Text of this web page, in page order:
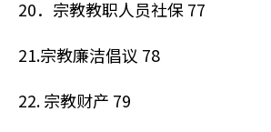
20．宗教教职人员社保 77
21.宗教廉洁倡议 78
22. 宗教财产 79